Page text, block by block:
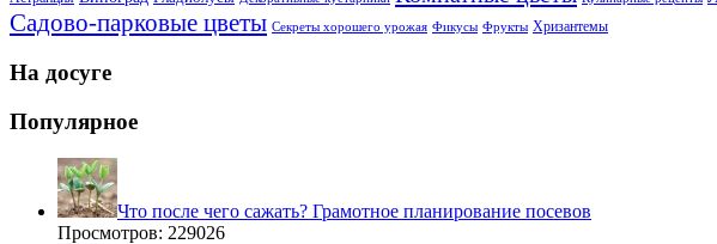
Садово-парковые цветы Секреты хорошего урожая Фикусы Фрукты Хризантемы
На досуге
Популярное
Что после чего сажать? Грамотное планирование посевов
Просмотров: 229026